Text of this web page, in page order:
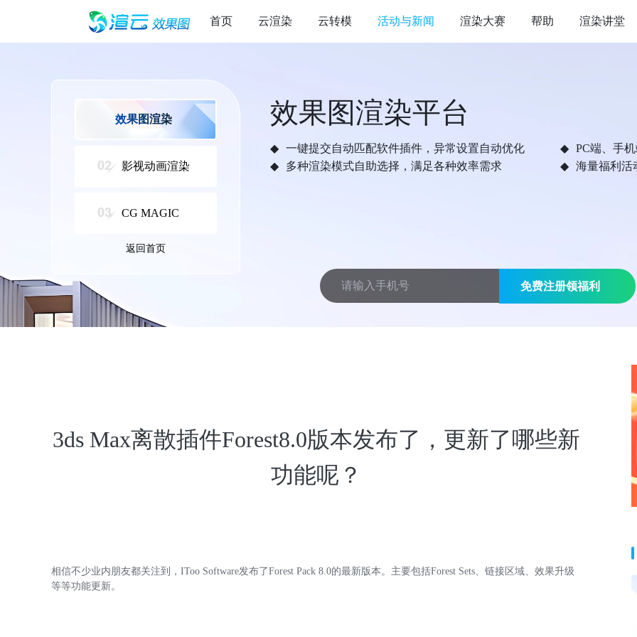
首页 云渲染 云转模 活动与新闻 渲染大赛 帮助 渲染讲堂
效果图渲染
影视动画渲染
CG MAGIC
返回首页
效果图渲染平台
一键提交自动匹配软件插件，异常设置自动优化
PC端、手
多种渲染模式自助选择，满足各种效率需求
海量福利活
免费注册领福利
3ds Max离散插件Forest8.0版本发布了，更新了哪些新
功能呢？
相信不少业内朋友都关注到，IToo Software发布了Forest Pack 8.0的最新版本。主要包括Forest Sets、链接区域、效果升级
等等功能更新。